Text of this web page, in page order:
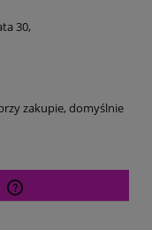
30,
zakupie, domyślnie
płatności